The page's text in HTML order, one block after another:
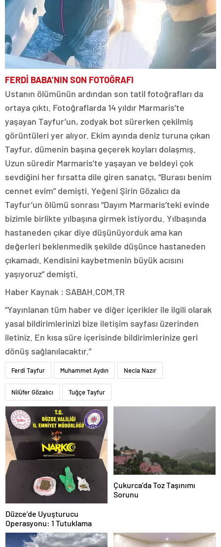
FERDİ BABA’NIN SON FOTOĞRAFI
Ustanın ölümünün ardından son tatil fotoğrafları da
ortaya çıktı. Fotoğraflarda 14 yıldır Marmaris’te
yaşayan Tayfur’un, zodyak bot sürerken çekilmiş
görüntüleri yer alıyor. Ekim ayında deniz turuna çıkan
Tayfur, dümenin başına geçerek koyları dolaşmış.
Uzun süredir Marmaris’te yaşayan ve beldeyi çok
sevdiğini her fırsatta dile giren sanatçı, “Burası benim
cennet evim” demişti. Yeğeni Şirin Gözalıcı da
Tayfur’un ölümü sonrası “Dayım Marmaris’teki evinde
bizimle birlikte yılbaşına girmek istiyordu. Yılbaşında
hastaneden çıkar diye düşünüyorduk ama kan
değerleri beklenmedik şekilde düşünce hastaneden
çıkamadı. Kendisini kaybetmenin büyük acısını
yaşıyoruz” demişti.
Haber Kaynak : SABAH.COM.TR
“Yayınlanan tüm haber ve diğer içerikler ile ilgili olarak
yasal bildirimlerinizi bize iletişim sayfası üzerinden
iletiniz. En kısa süre içerisinde bildirimlerinize geri
dönüş sağlanılacaktır.”
Ferdi Tayfur Muhammet Aydın Necla Nazır
Nilüfer Gözalıcı Tuğçe Tayfur
Düzce’de Uyuşturucu
Operasyonu: 1 Tutuklama
Çukurca’da Toz Taşınımı
Sorunu